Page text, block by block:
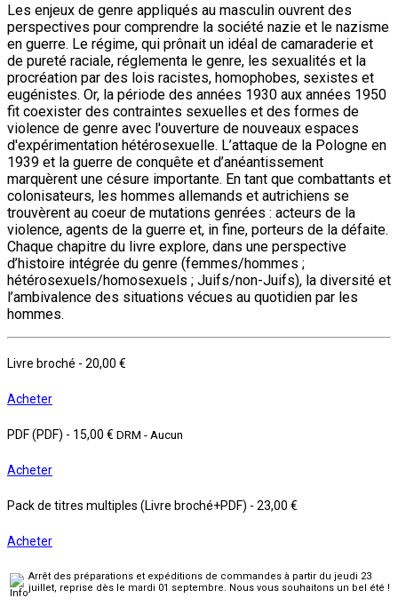
Les enjeux de genre appliqués au masculin ouvrent des
perspectives pour comprendre la société nazie et le nazisme
en guerre. Le régime, qui prônait un idéal de camaraderie et
de pureté raciale, réglementa le genre, les sexualités et la
procréation par des lois racistes, homophobes, sexistes et
eugénistes. Or, la période des années 1930 aux années 1950
fit coexister des contraintes sexuelles et des formes de
violence de genre avec l'ouverture de nouveaux espaces
d'expérimentation hétérosexuelle. L’attaque de la Pologne en
1939 et la guerre de conquête et d’anéantissement
marquèrent une césure importante. En tant que combattants et
colonisateurs, les hommes allemands et autrichiens se
trouvèrent au coeur de mutations genrées : acteurs de la
violence, agents de la guerre et, in fine, porteurs de la défaite.
Chaque chapitre du livre explore, dans une perspective
d’histoire intégrée du genre (femmes/hommes ;
hétérosexuels/homosexuels ; Juifs/non-Juifs), la diversité et
l’ambivalence des situations vécues au quotidien par les
hommes.
Livre broché - 20,00 €
Acheter
PDF (PDF) - 15,00 € DRM - Aucun
Acheter
Pack de titres multiples (Livre broché+PDF) - 23,00 €
Acheter
Arrêt des préparations et expéditions de commandes à partir du jeudi 23
juillet, reprise dès le mardi 01 septembre. Nous vous souhaitons un bel été !